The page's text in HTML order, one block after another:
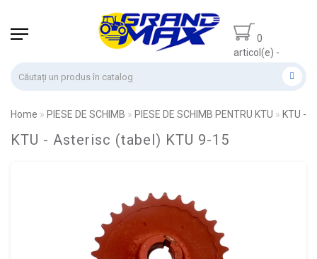
0
articol(e) -
Home PIESE DE SCHIMB PIESE DE SCHIMB PENTRU KTU KTU -
KTU - Asterisc (tabel) KTU 9-15